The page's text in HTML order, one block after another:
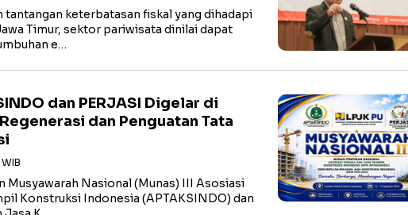
tantangan keterbatasan fiskal yang dihadapi
Timur, sektor pariwisata dinilai dapat
e…
dan PERJASI Digelar di
dan Penguatan Tata
Musyawarah Nasional (Munas) III Asosiasi
Konstruksi Indonesia (APTAKSINDO) dan